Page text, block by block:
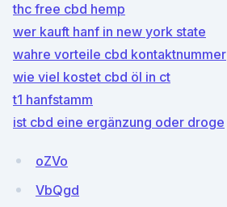
thc free cbd hemp
wer kauft hanf in new york state
wahre vorteile cbd kontaktnummer
wie viel kostet cbd öl in ct
t1 hanfstamm
ist cbd eine ergänzung oder droge
oZVo
VbQgd